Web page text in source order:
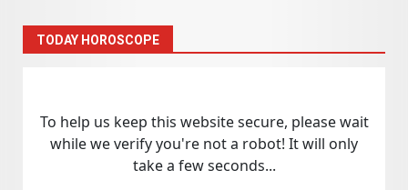
TODAY HOROSCOPE